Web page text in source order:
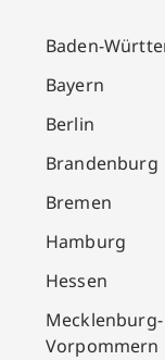
Baden-
Bayern
Berlin
Brandenburg
Bremen
Hamburg
Hessen
Mecklenburg-
Vorpommern